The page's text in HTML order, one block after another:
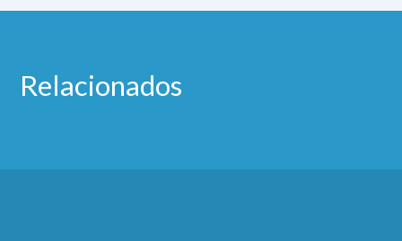
Relacionados